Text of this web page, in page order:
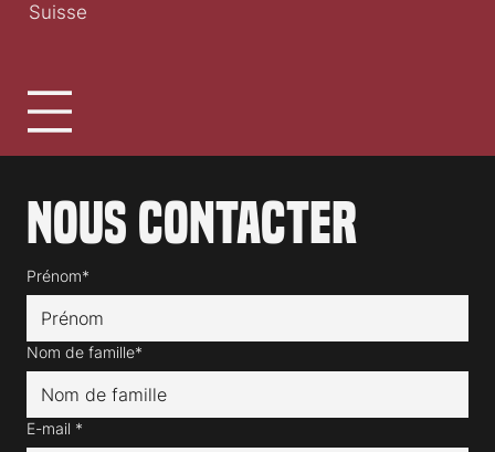
Nous contacter
Prénom*
Nom de famille*
E-mail *
Suisse